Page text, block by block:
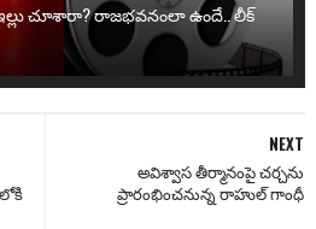
ఇల్లు చూశారా? రాజభవనంలా ఉందే.. లీక్
NEXT
అవిశ్వాస తీర్మానంపై చర్చను
ప్రారంభించనున్న రాహుల్ గాంధీ